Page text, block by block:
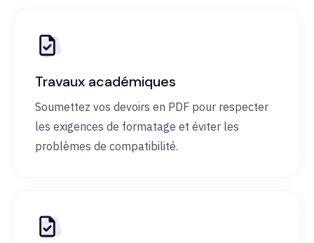
Travaux académiques
Soumettez vos devoirs en PDF pour respecter
les exigences de formatage et éviter les
problèmes de compatibilité.